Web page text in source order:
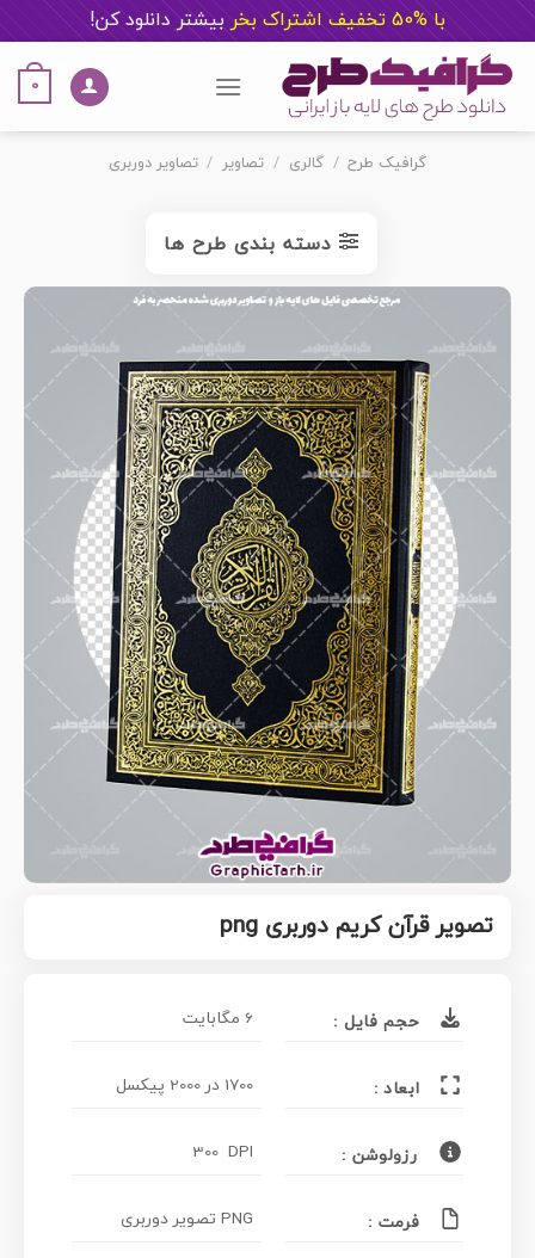
با %50 تخفیف اشتراک بخر بیشتر دانلود کن!
content
0
گرافیک طرح / گالری / تصاویر / تصاویر دوربری
دسته بندی طرح ها
تصویر قرآن کریم دوربری png
حجم فایل : 6 مگابایت
ابعاد : 1700 در 2000 پیکسل
رزولوشن : 300 DPI
فرمت : PNG تصویر دوربری